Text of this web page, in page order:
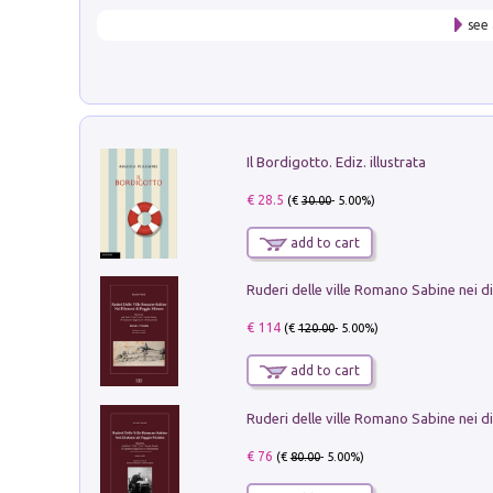
see
Il Bordigotto. Ediz. illustrata
€ 28.5 (€30.00- 5.00%)
add to cart
€ 114(€120.00- 5.00%)
add to cart
€ 76 (€80.00- 5.00%)